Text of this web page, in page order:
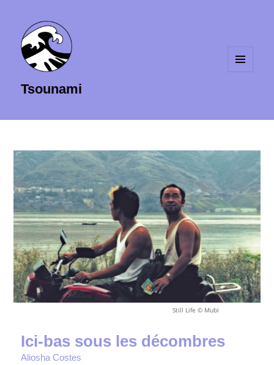
Tsounami
Still Life © Mubi
Ici-bas sous les décombres
Aliosha Costes